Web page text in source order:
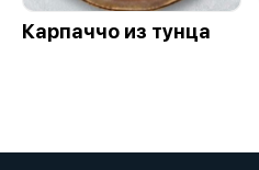
Карпаччо из тунца